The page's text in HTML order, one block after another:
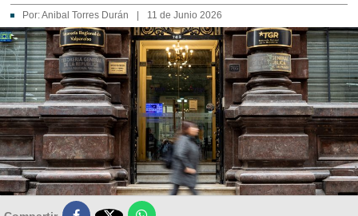
Por:Anibal Torres Durán 11 de Junio 2026